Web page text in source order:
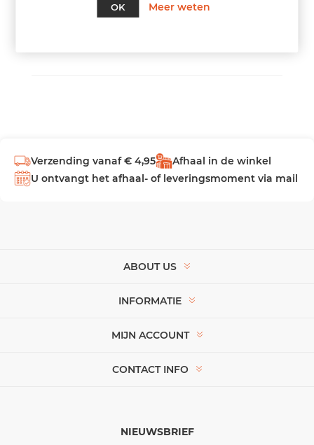
BESTEL NU!
Verzending vanaf € 4,95
Afhaal in de winkel
U ontvangt het afhaal- of leveringsmoment via mail
ABOUT US
INFORMATIE
MIJN ACCOUNT
CONTACT INFO
NIEUWSBRIEF
OK
Meer weten